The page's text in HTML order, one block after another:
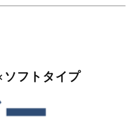
フトタイプ